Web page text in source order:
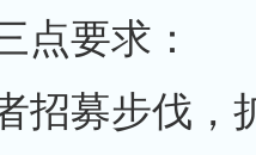
点要求：
募步伐，